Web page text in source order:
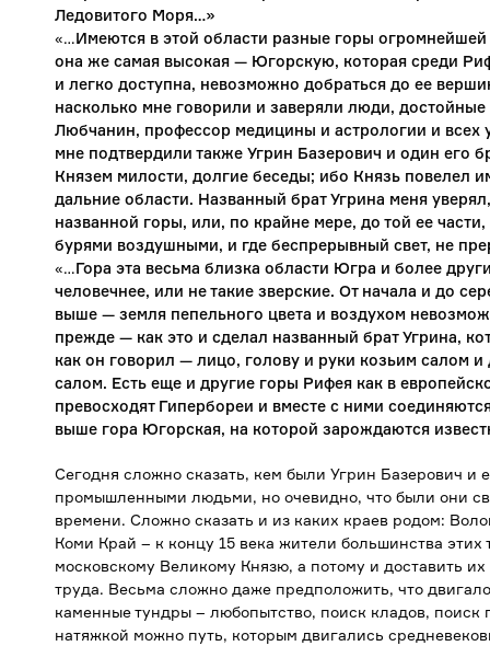
Ледовитого Моря…»
«…Имеются в этой области разные горы
она же самая высокая — Югорскую, которая среди
и легко доступна, невозможно добраться до ее
насколько мне говорили и заверяли люди,
Любчанин, профессор медицины и астрологии и всех
мне подтвердили также Угрин Базерович и один его
Князем милости, долгие беседы; ибо Князь повелел
дальние области. Названный брат Угрина меня
названной горы, или, по крайне мере, до той ее
бурями воздушными, и где беспрерывный свет, не
«…Гора эта весьма близка области Югра и более
человечнее, или не такие зверские. От начала и до
выше — земля пепельного цвета и воздухом
прежде — как это и сделал названный брат Угрина,
как он говорил — лицо, голову и руки козьим салом
салом. Есть еще и другие горы Рифея как в
превосходят Гипербореи и вместе с ними
выше гора Югорская, на которой зарождаются
Сегодня сложно сказать, кем были Угрин Базерович и
промышленными людьми, но очевидно, что были они
времени. Сложно сказать и из каких краев родом:
Коми Край – к концу 15 века жители большинства
московскому Великому Князю, а потому и доставить
труда. Весьма сложно даже предположить, что
каменные тундры – любопытство, поиск кладов,
натяжкой можно путь, которым двигались